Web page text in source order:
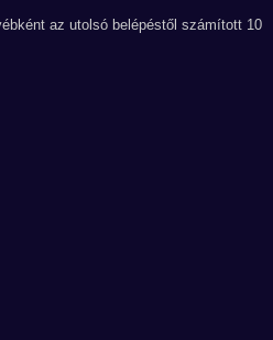
az utolsó belépéstől számított 10